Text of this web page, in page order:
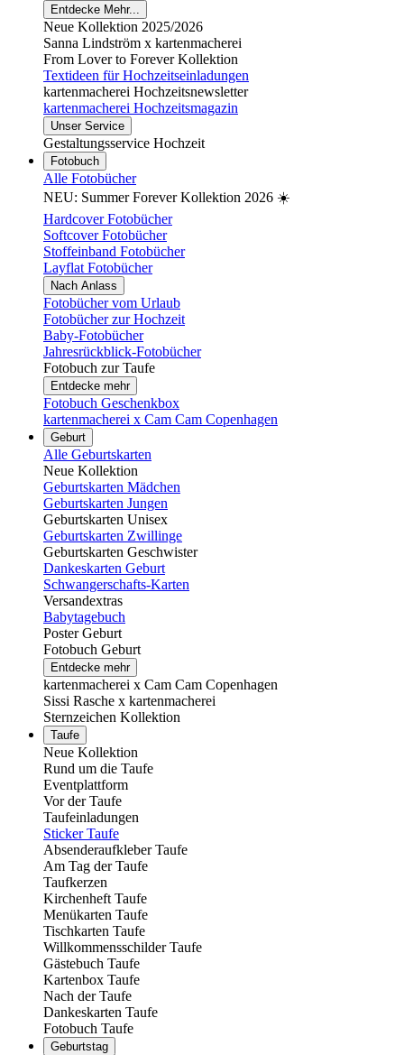
Entdecke Mehr...
Neue Kollektion 2025/2026
Sanna Lindström x kartenmacherei
From Lover to Forever Kollektion
Textideen für Hochzeitseinladungen
kartenmacherei Hochzeitsnewsletter
kartenmacherei Hochzeitsmagazin
Unser Service
Gestaltungsservice Hochzeit
Fotobuch
Alle Fotobücher
NEU: Summer Forever Kollektion 2026 ☀️
Hardcover Fotobücher
Softcover Fotobücher
Stoffeinband Fotobücher
Layflat Fotobücher
Nach Anlass
Fotobücher vom Urlaub
Fotobücher zur Hochzeit
Baby-Fotobücher
Jahresrückblick-Fotobücher
Fotobuch zur Taufe
Entdecke mehr
Fotobuch Geschenkbox
kartenmacherei x Cam Cam Copenhagen
Geburt
Alle Geburtskarten
Neue Kollektion
Geburtskarten Mädchen
Geburtskarten Jungen
Geburtskarten Unisex
Geburtskarten Zwillinge
Geburtskarten Geschwister
Dankeskarten Geburt
Schwangerschafts-Karten
Versandextras
Babytagebuch
Poster Geburt
Fotobuch Geburt
Entdecke mehr
kartenmacherei x Cam Cam Copenhagen
Sissi Rasche x kartenmacherei
Sternzeichen Kollektion
Taufe
Neue Kollektion
Rund um die Taufe
Eventplattform
Vor der Taufe
Taufeinladungen
Sticker Taufe
Absenderaufkleber Taufe
Am Tag der Taufe
Taufkerzen
Kirchenheft Taufe
Menükarten Taufe
Tischkarten Taufe
Willkommensschilder Taufe
Gästebuch Taufe
Kartenbox Taufe
Nach der Taufe
Dankeskarten Taufe
Fotobuch Taufe
Geburtstag